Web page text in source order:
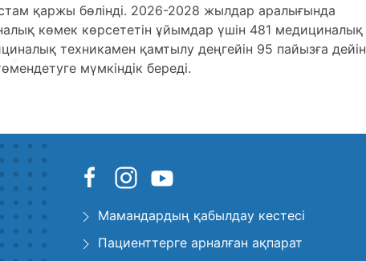
қаржы бөлінді. 2026-2028 жылдар аралығында
көмек көрсететін ұйымдар үшін 481 медициналық
техникамен қамтылу деңгейін 95 пайызға дейін
мүмкіндік береді.
Мамандардың қабылдау кестесі
Пациенттерге арналған ақпарат